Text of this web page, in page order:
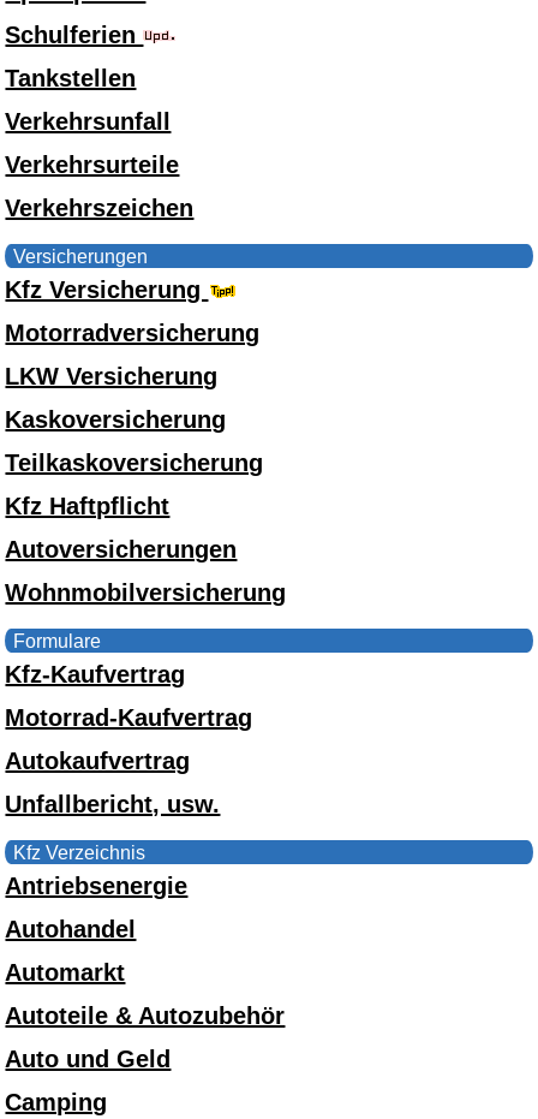
Schulferien
Tankstellen
Verkehrsunfall
Verkehrsurteile
Verkehrszeichen
Versicherungen
Kfz Versicherung
Motorradversicherung
LKW Versicherung
Kaskoversicherung
Teilkaskoversicherung
Kfz Haftpflicht
Autoversicherungen
Wohnmobilversicherung
Formulare
Kfz-Kaufvertrag
Motorrad-Kaufvertrag
Autokaufvertrag
Unfallbericht, usw.
Kfz Verzeichnis
Antriebsenergie
Autohandel
Automarkt
Autoteile & Autozubehör
Auto und Geld
Camping